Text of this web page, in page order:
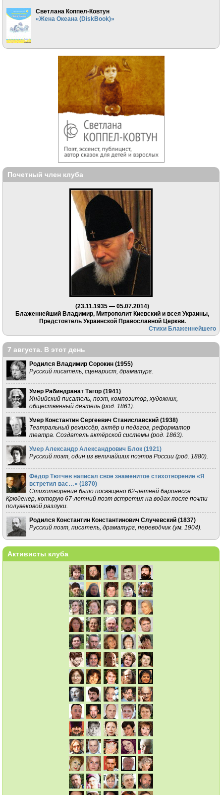
Светлана Коппел-Ковтун
«Жена Океана (DiskBook)»
Почетный член клуба
(23.11.1935 — 05.07.2014)
Блаженнейший Владимир, Митрополит Киевский и всея Украины,
Предстоятель Украинской Православной Церкви.
Стихи Блаженнейшего
7 августа. В этот день
Родился Владимир Сорокин (1955)
Русский писатель, сценарист, драматург.
Умер Рабиндранат Тагор (1941)
Индийский писатель, поэт, композитор, художник,
общественный деятель (род. 1861).
Умер Константин Сергеевич Станиславский (1938)
Театральный режиссёр, актёр и педагог, реформатор
театра. Создатель актёрской системы (род. 1863).
Умер Александр Александрович Блок (1921)
Русский поэт, один из величайших поэтов России (род. 1880).
Фёдор Тютчев написал свое знаменитое стихотворение «Я
встретил вас…» (1870)
Стихотворение было посвящено 62-летней баронессе
Крюденер, которую 67-летний поэт встретил на водах после почти
полувековой разлуки.
Родился Константин Константинович Случевский (1837)
Русский поэт, писатель, драматург, переводчик (ум. 1904).
Активисты клуба